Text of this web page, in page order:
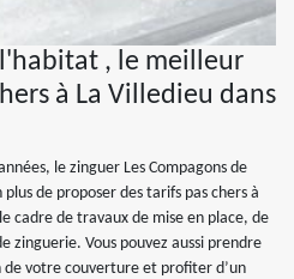
l'habitat , le meilleur
à La Villedieu dans
le zinguer Les Compagons de
de proposer des tarifs pas chers à
cadre de travaux de mise en place, de
zinguerie. Vous pouvez aussi prendre
votre couverture et profiter d’un